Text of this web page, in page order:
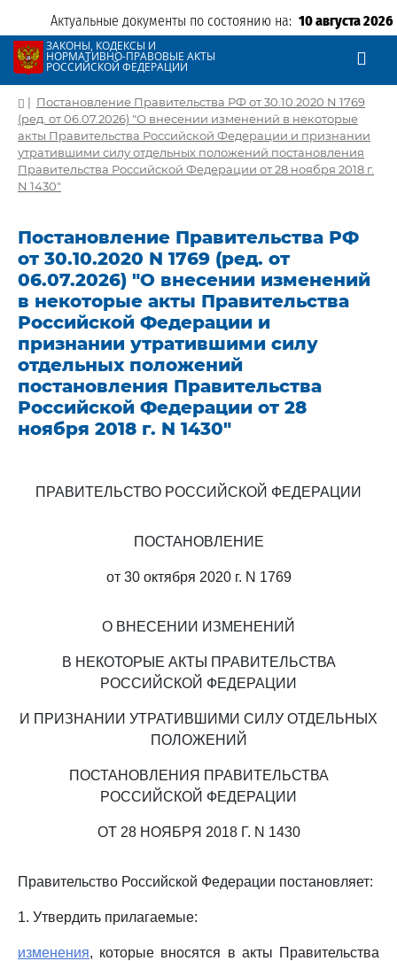
Актуальные документы по состоянию на: 10 августа 2026
ЗАКОНЫ, КОДЕКСЫ И
НОРМАТИВНО-ПРАВОВЫЕ АКТЫ
РОССИЙСКОЙ ФЕДЕРАЦИИ
| Постановление Правительства РФ от 30.10.2020 N 1769
(ред. от 06.07.2026) "О внесении изменений в некоторые
акты Правительства Российской Федерации и признании
утратившими силу отдельных положений постановления
Правительства Российской Федерации от 28 ноября 2018 г.
N 1430"
Постановление Правительства РФ
от 30.10.2020 N 1769 (ред. от
06.07.2026) "О внесении изменений
в некоторые акты Правительства
Российской Федерации и
признании утратившими силу
отдельных положений
постановления Правительства
Российской Федерации от 28
ноября 2018 г. N 1430"
ПРАВИТЕЛЬСТВО РОССИЙСКОЙ ФЕДЕРАЦИИ
ПОСТАНОВЛЕНИЕ
от 30 октября 2020 г. N 1769
О ВНЕСЕНИИ ИЗМЕНЕНИЙ
В НЕКОТОРЫЕ АКТЫ ПРАВИТЕЛЬСТВА
РОССИЙСКОЙ ФЕДЕРАЦИИ
И ПРИЗНАНИИ УТРАТИВШИМИ СИЛУ ОТДЕЛЬНЫХ
ПОЛОЖЕНИЙ
ПОСТАНОВЛЕНИЯ ПРАВИТЕЛЬСТВА
РОССИЙСКОЙ ФЕДЕРАЦИИ
ОТ 28 НОЯБРЯ 2018 Г. N 1430
Правительство Российской Федерации постановляет:
1. Утвердить прилагаемые:
изменения, которые вносятся в акты Правительства